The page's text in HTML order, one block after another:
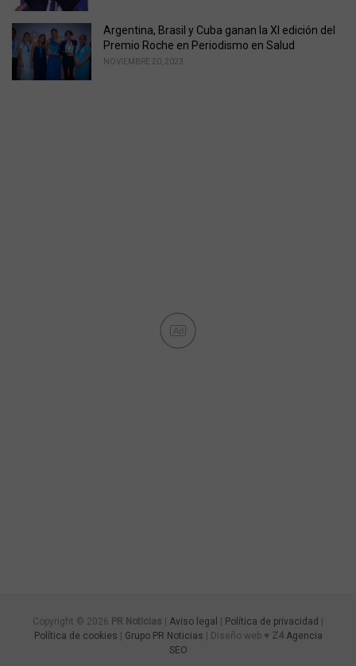
Argentina, Brasil y Cuba ganan la XI edición del
Premio Roche en Periodismo en Salud
NOVIEMBRE 20, 2023
Ad
Copyright © 2026 PR Noticias Aviso legal Política de privacidad
Política de cookies
Grupo PR Noticias | Diseño web ♥ Z4 Agencia
SEO